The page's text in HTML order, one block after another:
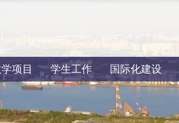
项目 学生工作 国际化建设